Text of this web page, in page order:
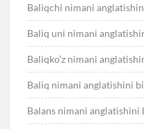
Baliqchi nimani
Baliq uni nimani
Baliqko’z nimani
Baliq nimani anglatishini
Balans nimani anglatishini